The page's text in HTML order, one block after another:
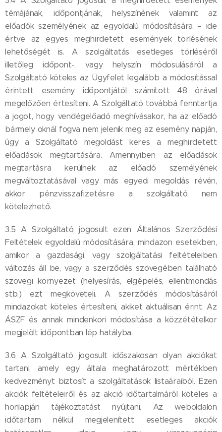
témájának, időpontjának, helyszínének valamint az
előadók személyének az egyoldalú módosítására – ide
értve az egyes meghirdetett események törlésének
lehetőségét is. A szolgáltatás esetleges törléséről
illetőleg időpont-, vagy helyszín módosulásáról a
Szolgáltató köteles az Ügyfelet legalább a módosítással
érintett esemény időpontjától számított 48 órával
megelőzően értesíteni. A Szolgáltató továbbá fenntartja
a jogot, hogy vendégelőadó meghívásakor, ha az előadó
bármely oknál fogva nem jelenik meg az esemény napján,
úgy a Szolgáltató megoldást keres a meghirdetett
előadások megtartására. Amennyiben az előadások
megtartásra kerülnek az előadó személyének
megváltoztatásával vagy más egyedi megoldás révén,
akkor pénzvisszafizetésre a szolgáltató nem
kötelezhető.
3.5 A Szolgáltató jogosult ezen Általános Szerződési
Feltételek egyoldalú módosítására, mindazon esetekben,
amikor a gazdasági, vagy szolgáltatási feltételeiben
változás áll be, vagy a szerződés szövegében található
szövegi környezet (helyesírás, elgépelés, ellentmondás
stb.) ezt megköveteli. A szerződés módosításáról
mindazokat köteles értesíteni, akiket aktuálisan érint. Az
ÁSZF és annak mindenkori módosítása a közzétételkor
megjelölt időpontban lép hatályba.
3.6 A Szolgáltató jogosult időszakosan olyan akciókat
tartani, amely egy általa meghatározott mértékben
kedvezményt biztosít a szolgáltatások listaáraiból. Ezen
akciók feltételeiről és az akció időtartalmáról köteles a
honlapján tájékoztatást nyújtani. Az weboldalon
időtartam nélkül megjelenített esetleges akciók